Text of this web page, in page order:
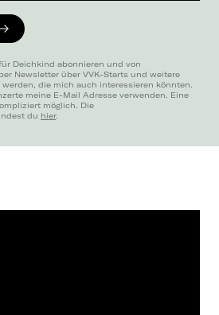
Deichkind abonnieren und von
Newsletter über VVK-Starts und weitere
die mich auch interessieren könnten.
meine E-Mail Adresse verwenden. Eine
möglich. Die
du hier.